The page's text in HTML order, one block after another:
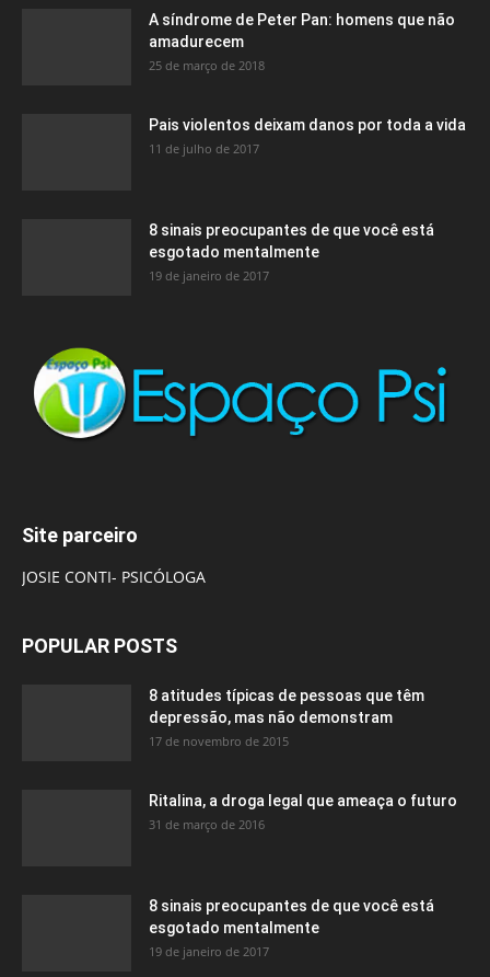
A síndrome de Peter Pan: homens que não
amadurecem
25 de março de 2018
Pais violentos deixam danos por toda a vida
11 de julho de 2017
8 sinais preocupantes de que você está
esgotado mentalmente
19 de janeiro de 2017
Site parceiro
JOSIE CONTI- PSICÓLOGA
POPULAR POSTS
8 atitudes típicas de pessoas que têm
depressão, mas não demonstram
17 de novembro de 2015
Ritalina, a droga legal que ameaça o futuro
31 de março de 2016
8 sinais preocupantes de que você está
esgotado mentalmente
19 de janeiro de 2017